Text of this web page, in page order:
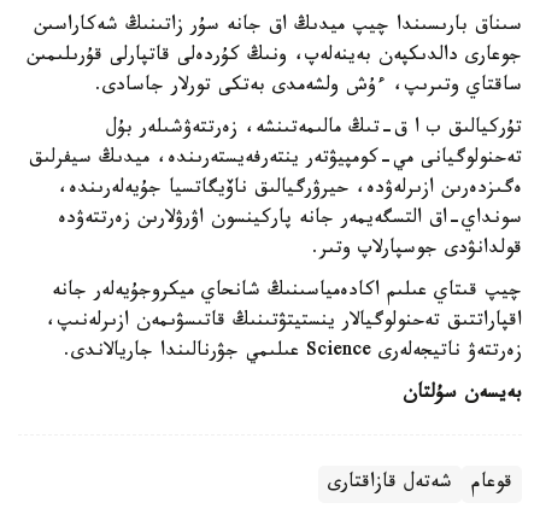
سىناق بارىسىندا چيپ ميدىڭ اق جانە سۇر زاتىنىڭ شەكاراسىن
جوعارى دالدىكپەن بەينەلەپ، ونىڭ كۇردەلى قاتپارلى قۇرىلىمىن
ساقتاي وتىرىپ، ءۇش ولشەمدى بەتكى تورلار جاسادى.
تۇركيالىق ب ا ق-تىڭ مالىمەتىنشە، زەرتتەۋشىلەر بۇل
تەحنولوگيانى مي-كومپيۋتەر ينتەرفەيستەرىندە، ميدىڭ سيفرلىق
ەگىزدەرىن ازىرلەۋدە، حيرۋرگيالىق ناۆيگاتسيا جۇيەلەرىندە،
سونداي-اق التسگەيمەر جانە پاركينسون اۋرۋلارىن زەرتتەۋدە
قولدانۋدى جوسپارلاپ وتىر.
چيپ قىتاي عىلىم اكادەمياسىنىڭ شانحاي ميكروجۇيەلەر جانە
اقپاراتتىق تەحنولوگيالار ينستيتۋتىنىڭ قاتىسۋىمەن ازىرلەنىپ،
زەرتتەۋ ناتيجەلەرى Science عىلىمي جۋرنالىندا جاريالاندى.
بەيسەن سۇلتان
قوعام شەتەل قازاقتارى